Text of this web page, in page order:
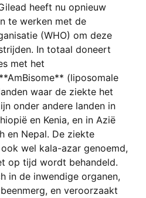
heeft nu opnieuw
te werken met de
(WHO) om deze
In totaal doneert
met het
(liposomale
waar de ziekte het
onder andere landen in
en Kenia, en in Azië
en Nepal. De ziekte
wel kala-azar genoemd,
op tijd wordt behandeld.
in de inwendige organen,
en veroorzaakt